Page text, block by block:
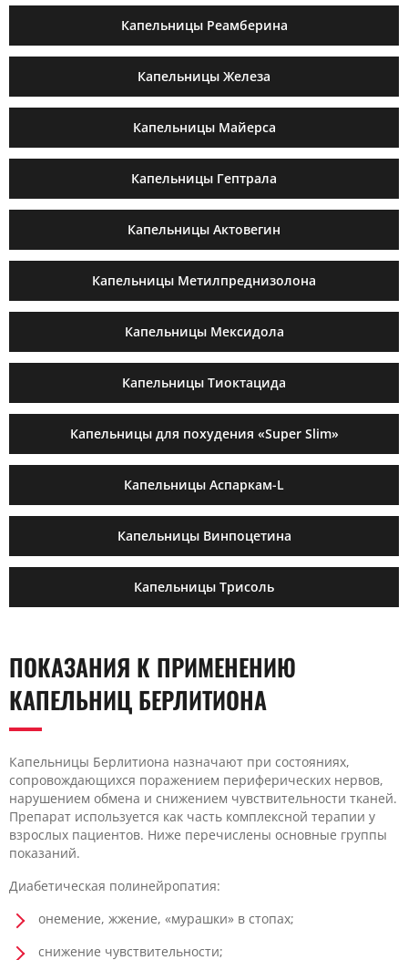
Капельницы Реамберина
Капельницы Железа
Капельницы Майерса
Капельницы Гептрала
Капельницы Актовегин
Капельницы Метилпреднизолона
Капельницы Мексидола
Капельницы Тиоктацида
Капельницы для похудения «Super Slim»
Капельницы Аспаркам-L
Капельницы Винпоцетина
Капельницы Трисоль
ПОКАЗАНИЯ К ПРИМЕНЕНИЮ
КАПЕЛЬНИЦ БЕРЛИТИОНА
Капельницы Берлитиона назначают при состояниях,
сопровождающихся поражением периферических нервов,
нарушением обмена и снижением чувствительности тканей.
Препарат используется как часть комплексной терапии у
взрослых пациентов. Ниже перечислены основные группы
показаний.
Диабетическая полинейропатия:
онемение, жжение, «мурашки» в стопах;
снижение чувствительности;